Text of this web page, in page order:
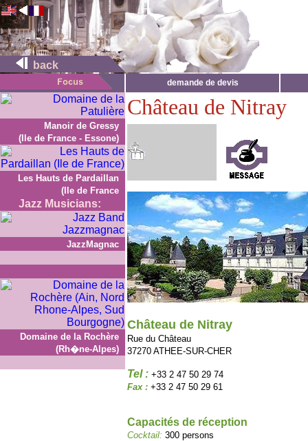
back
demande de devis
Manoir de Gressy
(Ile de France - Essone)
Les Hauts de Pardaillan
(Ile de France
Jazz Musicians:
JazzMagnac
Domaine de la Rochère
(Rh�ne-Alpes)
Château de Nitray
Château de Nitray
Rue du Château
37270 ATHEE-SUR-CHER
Tel : +33 2 47 50 29 74
Fax : +33 2 47 50 29 61
Capacités de réception
Cocktail: 300 persons